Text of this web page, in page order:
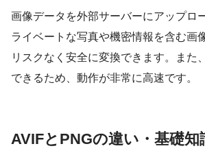
画像データを外部サーバーにアップロ
ライベートな写真や機密情報を含む画
リスクなく安全に変換できます。また
できるため、動作が非常に高速です。
AVIFとPNGの違い・基礎知